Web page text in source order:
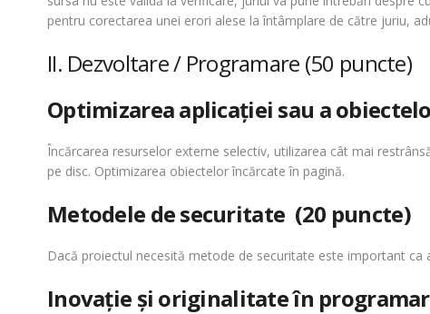
pentru corectarea unei erori alese la întâmplare de către juriu,
II. Dezvoltare / Programare (50 puncte)
Optimizarea aplicaţiei sau a
Încărcarea resurselor externe selectiv, utilizarea cât mai
pe disc. Optimizarea obiectelor încărcate în pagină.
Metodele de securitate (20 puncte)
Dacă proiectul necesită metode de securitate este important
Inovaţie şi originalitate în